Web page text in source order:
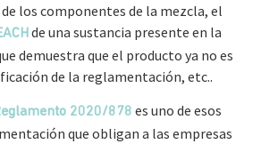
los componentes de la mezcla, el
de una sustancia presente en la
demuestra que el producto ya no es
de la reglamentación, etc..
2020/878 es uno de esos
que obligan a las empresas